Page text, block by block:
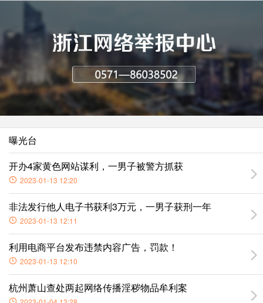
曝光台
开办4家黄色网站谋利，一男子被警方抓获
2023-01-13 12:20
非法发行他人电子书获利3万元，一男子获刑一年
2023-01-13 12:11
利用电商平台发布违禁内容广告，罚款！
2023-01-13 12:10
杭州萧山查处两起网络传播淫秽物品牟利案